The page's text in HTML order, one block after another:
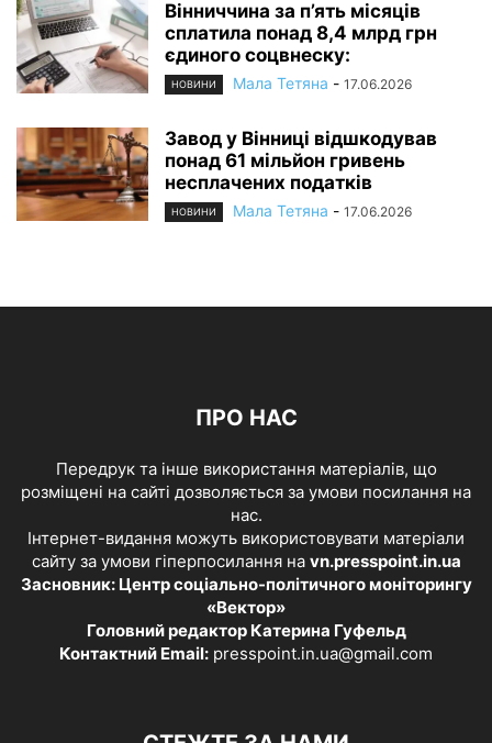
Вінниччина за п’ять місяців
сплатила понад 8,4 млрд грн
єдиного соцвнеску:
НОВИНИ Мала Тетяна - 17.06.2026
Завод у Вінниці відшкодував
понад 61 мільйон гривень
несплачених податків
НОВИНИ Мала Тетяна - 17.06.2026
ПРО НАС
Передрук та інше використання матеріалів, що
розміщені на сайті дозволяється за умови посилання на
нас.
Інтернет-видання можуть використовувати матеріали
сайту за умови гіперпосилання на vn.presspoint.in.ua
Засновник: Центр соціально-політичного моніторингу
«Вектор»
Головний редактор Катерина Гуфельд
Контактний Email: presspoint.in.ua@gmail.com